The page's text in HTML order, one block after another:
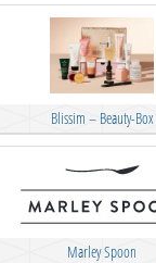
Blissim – Beauty-Box
Marley Spoon